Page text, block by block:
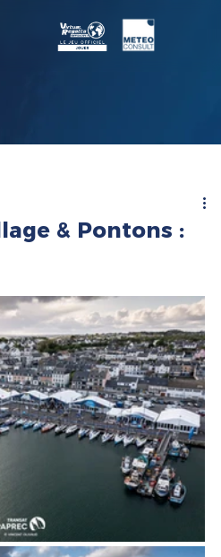
& Pontons :